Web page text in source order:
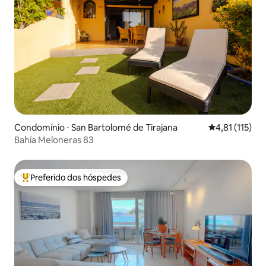
Condomínio ⋅ San Bartolomé de Tirajana 4,81 de uma
4,81 (115)
Bahía Meloneras 83
Entre os melhores preferidos dos hóspedes
Preferido dos hóspedes